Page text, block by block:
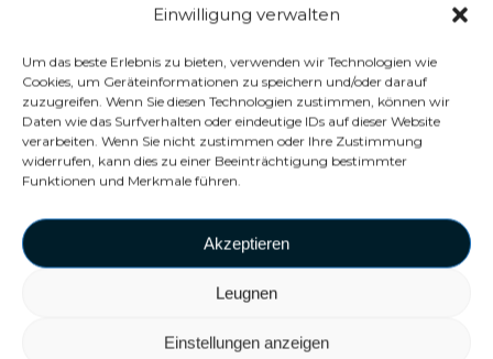
Einwilligung verwalten
Um das beste Erlebnis zu bieten, verwenden wir Technologien wie
Cookies, um Geräteinformationen zu speichern und/oder darauf
zuzugreifen. Wenn Sie diesen Technologien zustimmen, können wir
Daten wie das Surfverhalten oder eindeutige IDs auf dieser Website
verarbeiten. Wenn Sie nicht zustimmen oder Ihre Zustimmung
widerrufen, kann dies zu einer Beeinträchtigung bestimmter
Funktionen und Merkmale führen.
Akzeptieren
Leugnen
Einstellungen anzeigen